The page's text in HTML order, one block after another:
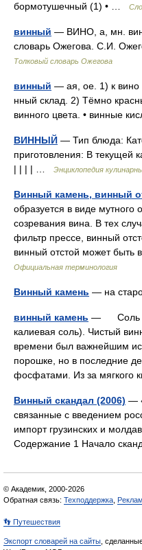
бормотушечный (1) • …
винный — ВИНО, а, мн.
словарь Ожегова. С.И.
Толковый словарь Ожегова
винный — ая, ое. 1) к вино
нный склад. 2) Тёмно
винного цвета. • винные
ВИННЫЙ — Тип блюда:
приготовления: В текущей
| | | | …
Энциклопедия
Винный камень, винный
образуется в виде мутного
созревания вина. В тех
фильтр прессе, винный
винный отстой может
Официальная терминология
Винный камень — на
винный камень — Соль
калиевая соль). Чистый
времени был важнейшим
порошке, но в последние
фосфатами. Из за мягкого
Винный скандал (2006) —
связанные с введением
импорт грузинских и
Содержание 1 Начало
© Академик, 2000-2026
Обратная связь: Техподдержка
👣 Путешествия
Экспорт словарей на сайты ,